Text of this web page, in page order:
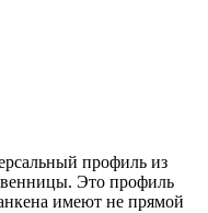
профиль из
Это профиль
имеют не прямой